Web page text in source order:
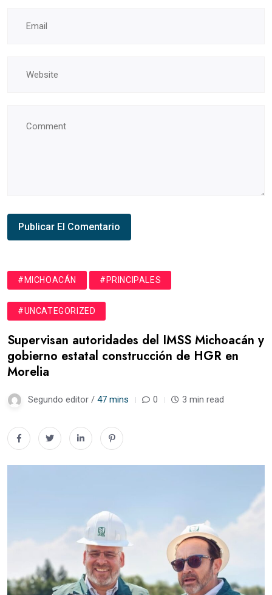
#MICHOACÁN #PRINCIPALES
#UNCATEGORIZED
Supervisan autoridades del IMSS Michoacán y
gobierno estatal construcción de HGR en
Morelia
Segundo editor / 47 mins 0 3 min read